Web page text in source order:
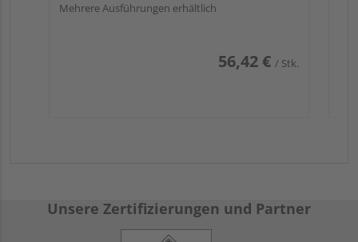
Mehrere Ausführungen erhältlich
56,42 € / Stk.
Unsere Zertifizierungen und Partner